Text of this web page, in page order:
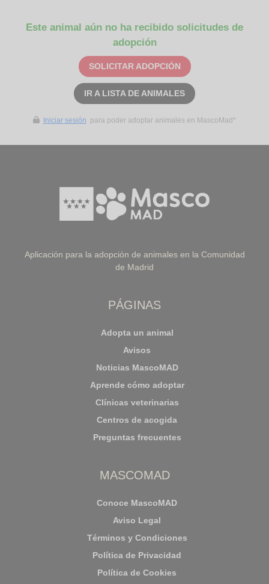
Este animal aún no ha recibido solicitudes de
adopción
SOLICITAR ADOPCIÓN
IR A LISTA DE ANIMALES
Iniciar sesión para poder adoptar animales en MascoMad*
Aplicación para la adopción de animales en la Comunidad
de Madrid
PÁGINAS
Adopta un animal
Avisos
Noticias MascoMAD
Aprende cómo adoptar
Clínicas veterinarias
Centros de acogida
Preguntas frecuentes
MASCOMAD
Conoce MascoMAD
Aviso Legal
Términos y Condiciones
Política de Privacidad
Política de Cookies